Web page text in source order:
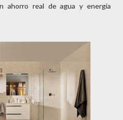
ahorro real de agua y energía